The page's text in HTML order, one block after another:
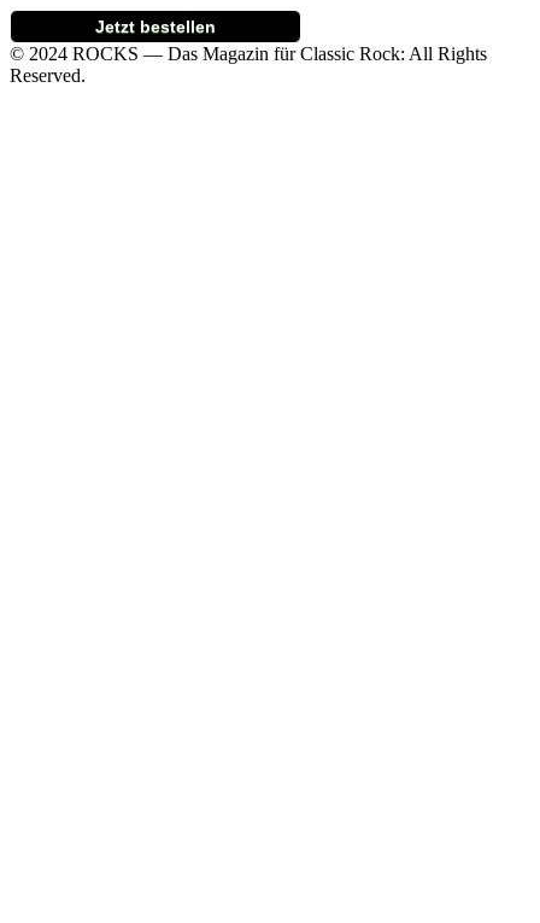
Jetzt bestellen
© 2024 ROCKS — Das Magazin für Classic Rock: All Rights
Reserved.